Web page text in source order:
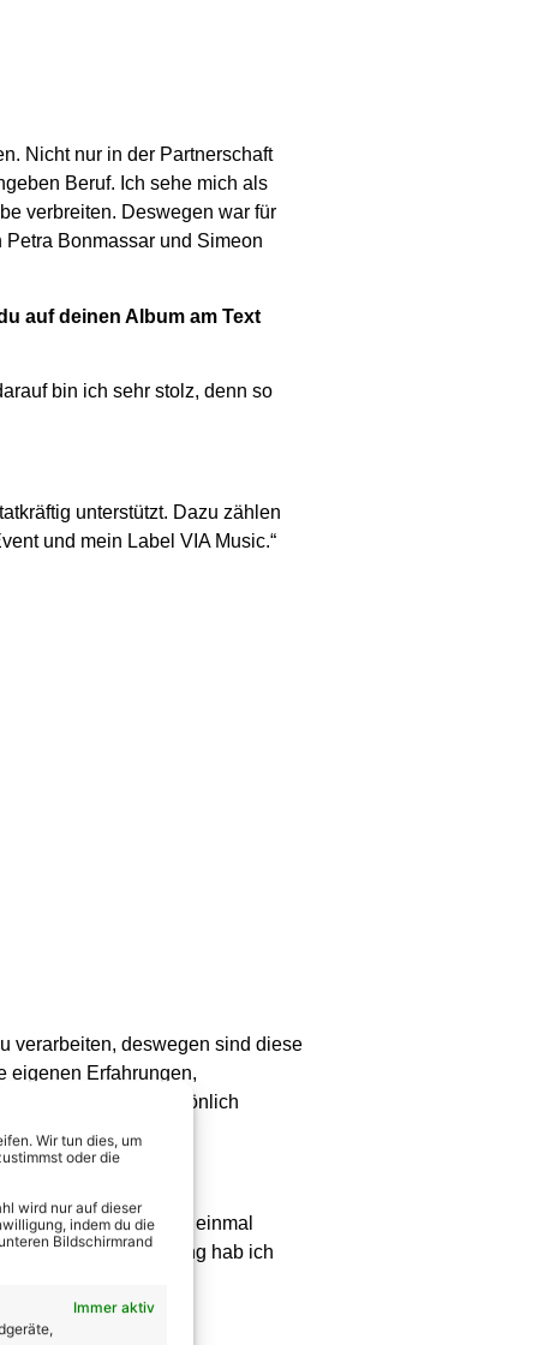
Wir tun dies, um
oder die
wird nur auf dieser
indem du die
Bildschirmrand
Immer aktiv
Nicht nur in der Partnerschaft
Beruf. Ich sehe mich als
verbreiten. Deswegen war für
Bonmassar und Simeon
auf deinen Album am Text
bin ich sehr stolz, denn so
unterstützt. Dazu zählen
und mein Label VIA Music.“
verarbeiten, deswegen sind diese
eigenen Erfahrungen,
aber auch persönlich
davon, dass es auch einmal
dich da ist. Den Song hab ich
geführt?